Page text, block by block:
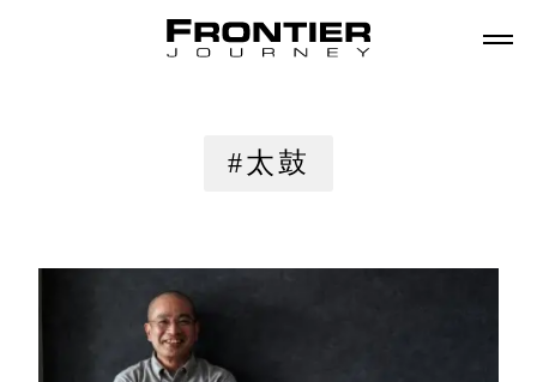
#太鼓